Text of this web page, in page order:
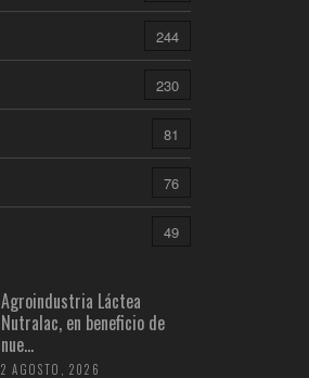
244
230
81
76
49
Agroindustria Láctea
Nutralac, en beneficio de
nue...
2 AGOSTO, 2026